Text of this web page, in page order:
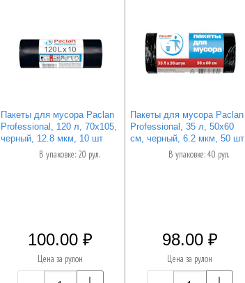
Пакеты для мусора Paclan
Professional, 120 л, 70х105,
черный, 12.8 мкм, 10 шт
В упаковке: 20 рул.
100.00
Цена за рулон
Пакеты для мусора Paclan
Professional, 35 л, 50х60
см, черный, 6.2 мкм, 50 шт
В упаковке: 40 рул.
98.00
Цена за рулон